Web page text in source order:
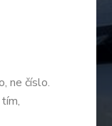
ne číslo.